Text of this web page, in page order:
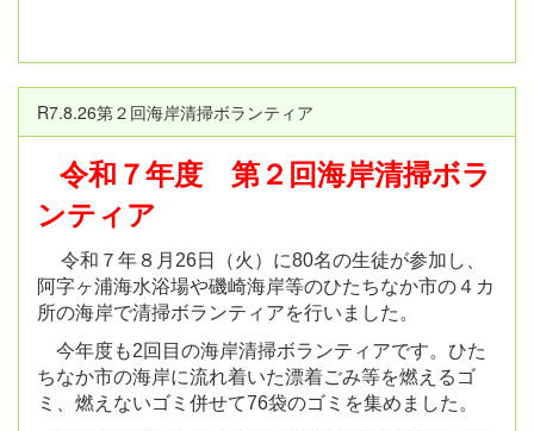
R7.8.26第２回海岸清掃ボランティア
令和７年度 第２回海岸清掃ボラ
ンティア
令和７年８月26日（火）に80名の生徒が参加し、
阿字ヶ浦海水浴場や磯崎海岸等のひたちなか市の４カ
所の海岸で清掃ボランティアを行いました。
今年度も2回目の海岸清掃ボランティアです。ひた
ちなか市の海岸に流れ着いた漂着ごみ等を燃えるゴ
ミ、燃えないゴミ併せて76袋のゴミを集めました。